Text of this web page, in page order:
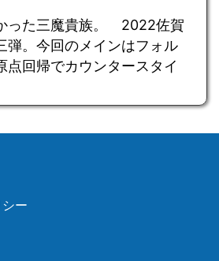
った三魔貴族。 2022佐賀
弾。今回のメインはフォル
点回帰でカウンタースタイ
ー